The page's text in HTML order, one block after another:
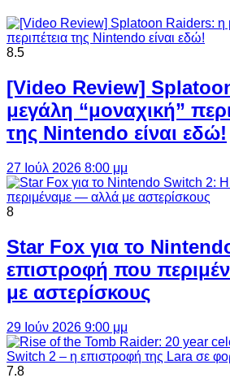
8.5
[Video Review]
μεγάλη “μοναχική”
της Nintendo είναι εδώ!
27 Ιούλ 2026 8:00 μμ
8
Star Fox για το
επιστροφή που
με αστερίσκους
29 Ιούν 2026 9:00 μμ
7.8